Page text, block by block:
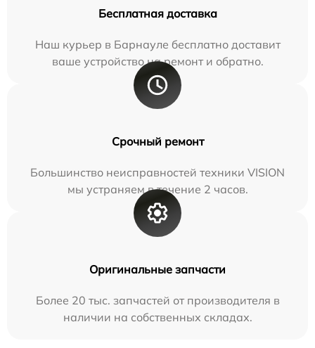
Бесплатная доставка
Наш курьер в Барнауле бесплатно доставит
ваше устройство на ремонт и обратно.
Срочный ремонт
Большинство неисправностей техники VISION
мы устраняем в течение 2 часов.
Оригинальные запчасти
Более 20 тыс. запчастей от производителя в
наличии на собственных складах.